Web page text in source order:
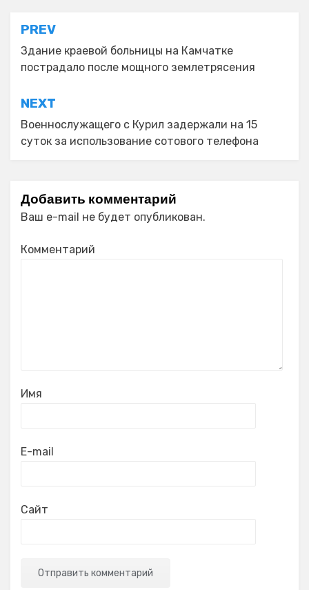
Навигация
по
записям
PREV
Здание краевой больницы на Камчатке
пострадало после мощного землетрясения
NEXT
Военнослужащего с Курил задержали на 15
суток за использование сотового телефона
Добавить комментарий
Ваш e-mail не будет опубликован.
Комментарий
Имя
E-mail
Сайт